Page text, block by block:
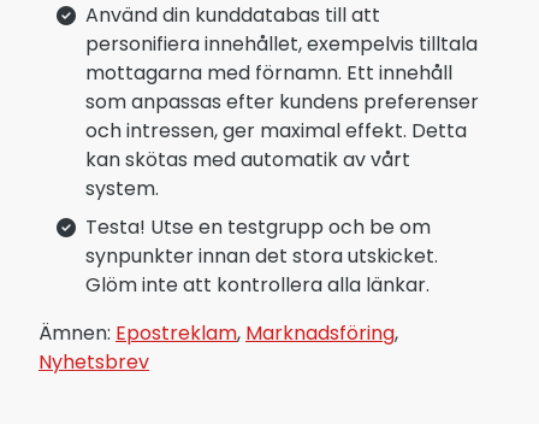
Använd din kunddatabas till att
personifiera innehållet, exempelvis tilltala
mottagarna med förnamn. Ett innehåll
som anpassas efter kundens preferenser
och intressen, ger maximal effekt. Detta
kan skötas med automatik av vårt
system.
Testa! Utse en testgrupp och be om
synpunkter innan det stora utskicket.
Glöm inte att kontrollera alla länkar.
Ämnen: Epostreklam, Marknadsföring,
Nyhetsbrev